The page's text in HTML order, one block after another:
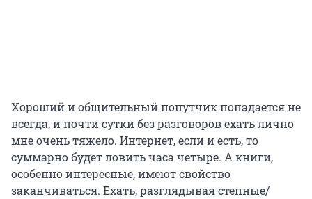
Хороший и общительный попутчик попадается не
всегда, и почти сутки без разговоров ехать лично
мне очень тяжело. Интернет, если и есть, то
суммарно будет ловить часа четыре. А книги,
особенно интересные, имеют свойство
заканчиваться. Ехать, разглядывая степные/